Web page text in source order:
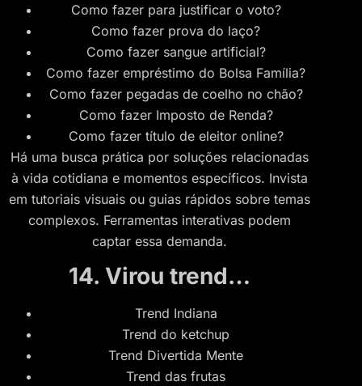
Como fazer para justificar o voto?
Como fazer prova do laço?
Como fazer sangue artificial?
Como fazer empréstimo do Bolsa Família?
Como fazer pegadas de coelho no chão?
Como fazer Imposto de Renda?
Como fazer título de eleitor online?
Há uma busca prática por soluções relacionadas
à vida cotidiana e momentos específicos. Invista
em tutoriais visuais ou guias rápidos sobre temas
complexos. Ferramentas interativas podem
captar essa demanda.
14. Virou trend…
Trend Indiana
Trend do ketchup
Trend Divertida Mente
Trend das frutas